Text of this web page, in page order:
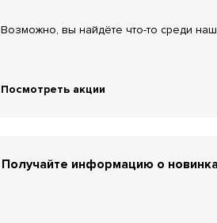
Возможно, вы найдёте что-то среди
Посмотреть акции
Получайте информацию о